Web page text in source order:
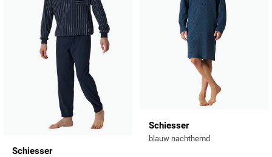
Schiesser
Schiesser
blauw nachthemd